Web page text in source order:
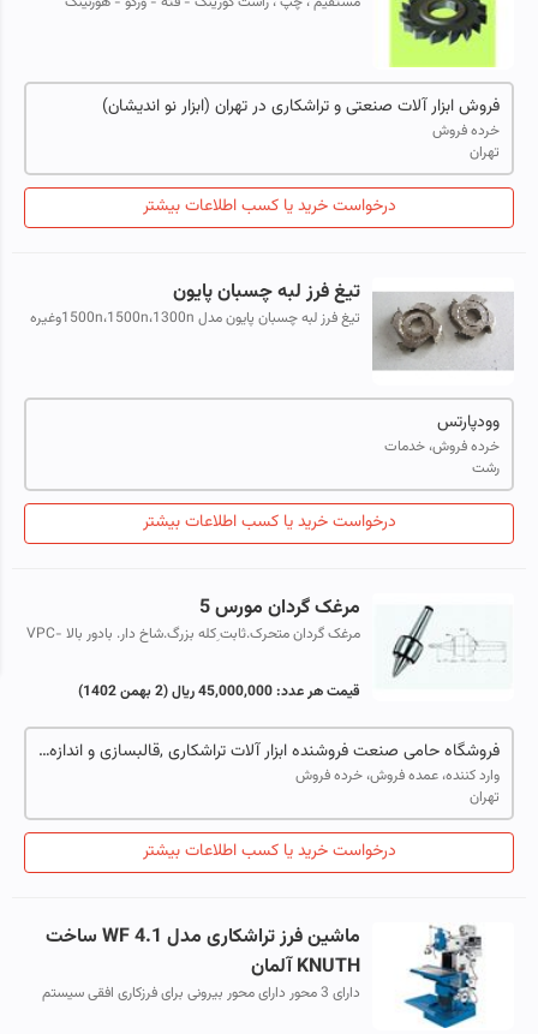
فروش ابزار آلات صنعتی و تراشکاری در تهران (ابزار نو اندیشان)
خرده فروش
تهران
درخواست خرید یا کسب اطلاعات بیشتر
تیغ فرز لبه چسبان پایون
تیغ فرز لبه چسبان پایون مدل 1500n،1500n،1300nوغیره
وودپارتس
خرده فروش، خدمات
رشت
درخواست خرید یا کسب اطلاعات بیشتر
مرغک گردان مورس 5
مرغک گردان متحرک.ثابت ِکله بزرگ.شاخ دار. بادور بالا VPC-
قیمت هر عدد:45,000,000 ریال (2 بهمن 1402)
فروشگاه حامی صنعت فروشنده ابزار آلات تراشکاری ,قالبسازی و اندازه گیری
وارد کننده، عمده فروش، خرده فروش
تهران
درخواست خرید یا کسب اطلاعات بیشتر
ماشین فرز تراشکاری مدل WF 4.1 ساخت
KNUTH آلمان
دارای 3 محور دارای محور بیرونی برای فرزکاری افقی سیستم